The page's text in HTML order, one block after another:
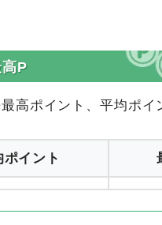
P
高ポイント、平均ポイ
ポイント